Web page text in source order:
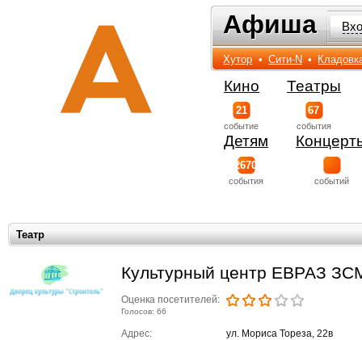
Афиша
Афиша
Хутор • Сити-N •
Кино
21
событиe
Театры
67
события
Детям
2670
события событий
Театр
Культурный центр ЕВРАЗ
Оценка посетителей:
Голосов: 66
Адрес:
ул. Мориса Тореза, 22в